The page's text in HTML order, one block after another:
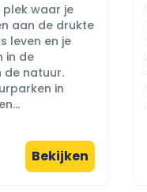
plek waar je
aan de drukte
leven en je
in de
de natuur.
in
Bekijken